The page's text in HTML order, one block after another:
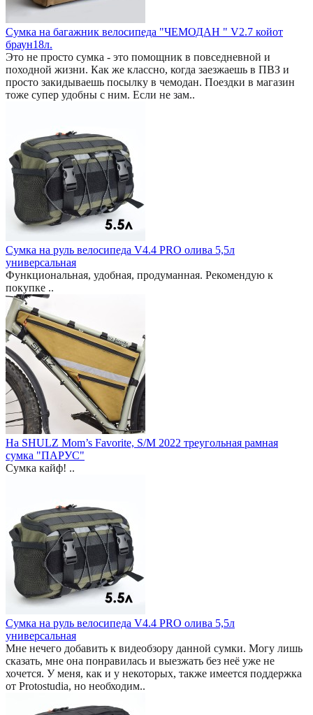
Сумка на багажник велосипеда "ЧЕМОДАН " V2.7 койот
браун18л.
Это не просто сумка - это помощник в повседневной и
походной жизни. Как же классно, когда заезжаешь в ПВЗ и
просто закидываешь посылку в чемодан. Поездки в магазин
тоже супер удобны с ним. Если не зам..
Сумка на руль велосипеда V4.4 PRO олива 5,5л
универсальная
Функциональная, удобная, продуманная. Рекомендую к
покупке ..
На SHULZ Mom’s Favorite, S/M 2022 треугольная рамная
сумка "ПАРУС"
Сумка кайф! ..
Сумка на руль велосипеда V4.4 PRO олива 5,5л
универсальная
Мне нечего добавить к видеобзору данной сумки. Могу лишь
сказать, мне она понравилась и выезжать без неё уже не
хочется. У меня, как и у некоторых, также имеется поддержка
от Protostudia, но необходим..